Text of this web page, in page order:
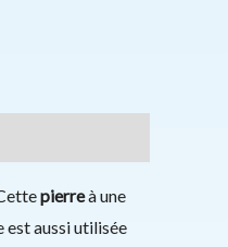
pierreà une
est aussi utilisée